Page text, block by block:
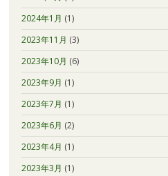
2024年1月 (1)
2023年11月 (3)
2023年10月 (6)
2023年9月 (1)
2023年7月 (1)
2023年6月 (2)
2023年4月 (1)
2023年3月 (1)